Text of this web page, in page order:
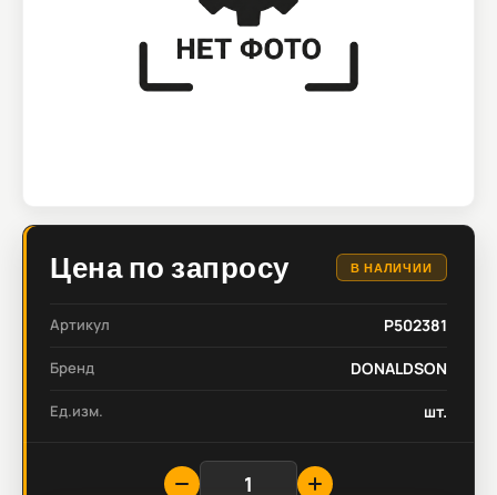
Цена по запросу В НАЛИЧИИ
Артикул P502381
Бренд DONALDSON
Ед.изм. шт.